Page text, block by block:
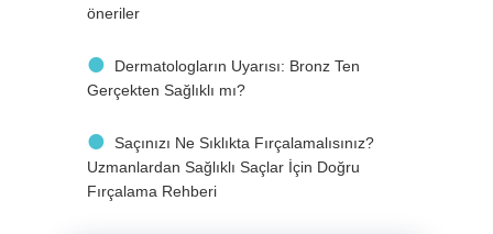
öneriler
Dermatologların Uyarısı: Bronz Ten
Gerçekten Sağlıklı mı?
Saçınızı Ne Sıklıkta Fırçalamalısınız?
Uzmanlardan Sağlıklı Saçlar İçin Doğru
Fırçalama Rehberi